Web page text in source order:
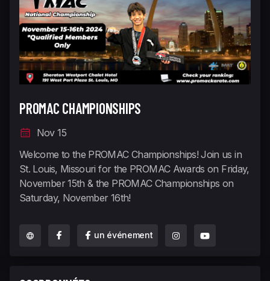
PROMAC CHAMPIONSHIPS
Nov 15
Welcome to the PROMAC Championships! Join us in
St. Louis, Missouri for the PROMAC Awards on Friday,
November 15th & the PROMAC Championships on
Saturday, November 16th!
un événement